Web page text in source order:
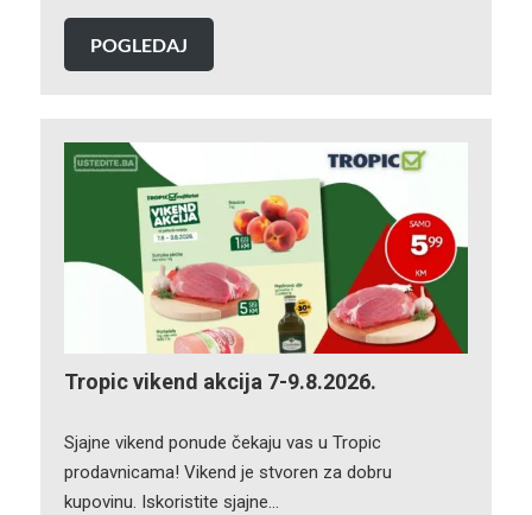
POGLEDAJ
Tropic vikend akcija 7-9.8.2026.
Sjajne vikend ponude čekaju vas u Tropic
prodavnicama! Vikend je stvoren za dobru
kupovinu. Iskoristite sjajne…